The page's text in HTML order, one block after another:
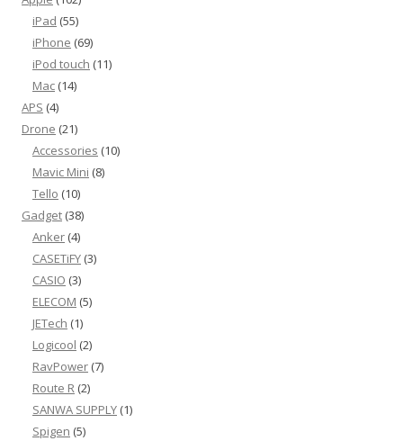
iPad (55)
iPhone (69)
iPod touch (11)
Mac (14)
APS (4)
Drone (21)
Accessories (10)
Mavic Mini (8)
Tello (10)
Gadget (38)
Anker (4)
CASETiFY (3)
CASIO (3)
ELECOM (5)
JETech (1)
Logicool (2)
RavPower (7)
Route R (2)
SANWA SUPPLY (1)
Spigen (5)